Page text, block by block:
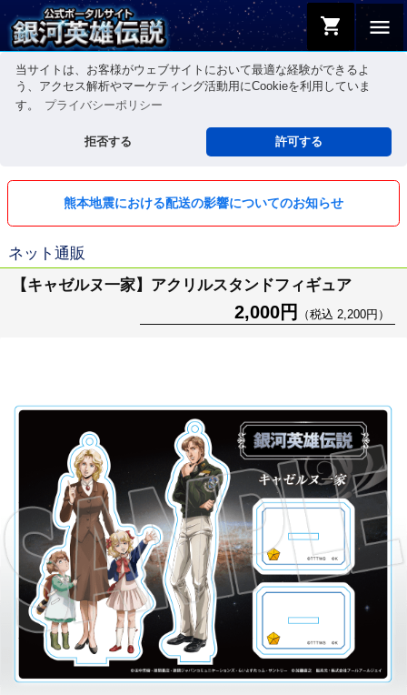
当サイトは、お客様がウェブサイトにおいて最適な経験ができるよ
う、アクセス解析やマーケティング活動用にCookieを利用していま
す。
プライバシーポリシー
拒否する 許可する
menu
shopping_cart
熊本地震における配送の影響についてのお知らせ
ネット通販
【キャゼルヌ一家】アクリルスタンドフィギュア
2,000円 （税込 2,200円）